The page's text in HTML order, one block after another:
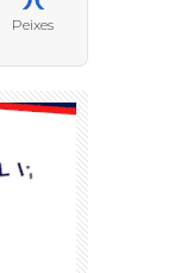
Peixes